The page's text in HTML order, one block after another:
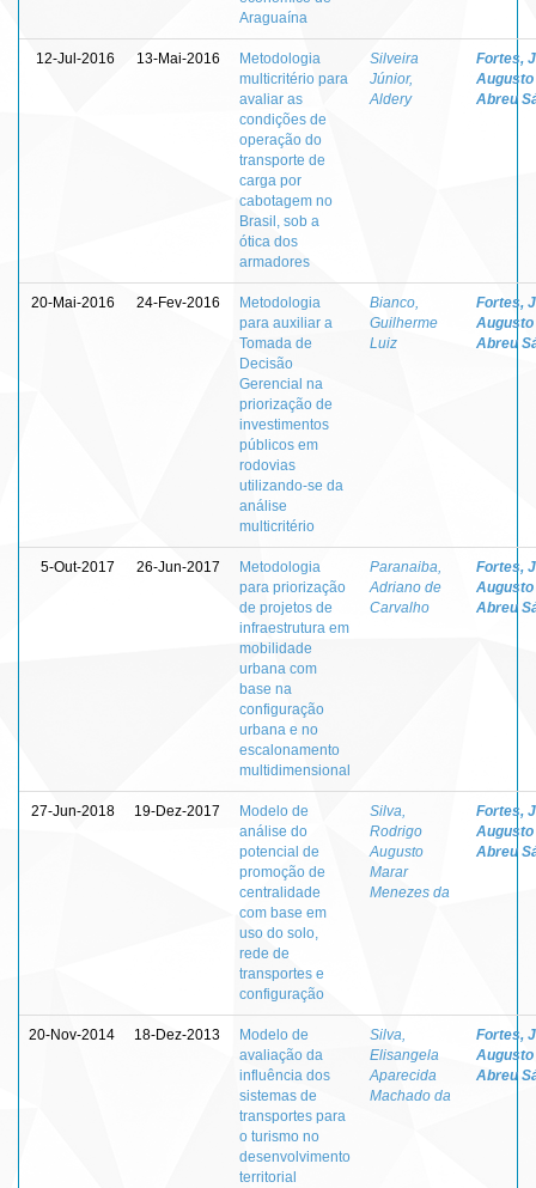
Araguaína
12-Jul-2016 13-Mai-2016
Metodologia
multicritério para
avaliar as
condições de
operação do
transporte de
carga por
cabotagem no
Brasil, sob a
ótica dos
armadores
Silveira
Júnior,
Aldery
Fortes,
Augusto
Abreu
20-Mai-2016 24-Fev-2016
Metodologia
para auxiliar a
Tomada de
Decisão
Gerencial na
priorização de
investimentos
públicos em
rodovias
utilizando-se da
análise
multicritério
Bianco,
Guilherme
Luiz
Fortes,
Augusto
Abreu
5-Out-2017 26-Jun-2017
Metodologia
para priorização
de projetos de
infraestrutura em
mobilidade
urbana com
base na
configuração
urbana e no
escalonamento
multidimensional
Paranaiba,
Adriano de
Carvalho
Fortes,
Augusto
Abreu
27-Jun-2018 19-Dez-2017
Modelo de
análise do
potencial de
promoção de
centralidade
com base em
uso do solo,
rede de
transportes e
configuração
Silva,
Rodrigo
Augusto
Marar
Menezes da
Fortes,
Augusto
Abreu
20-Nov-2014 18-Dez-2013
Modelo de
avaliação da
influência dos
sistemas de
transportes para
o turismo no
desenvolvimento
territorial
Silva,
Elisangela
Aparecida
Machado da
Fortes,
Augusto
Abreu